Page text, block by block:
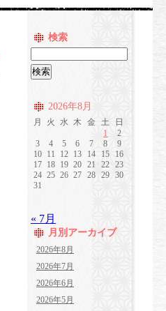
検索
2026年8月
月 火 水 木 金 土
日
1
2
3
4 5 6 7 8
9
10
11 12 13 14 15
16
17
18 19 20 21 22 23
24 25 26 27 28 29 30
31
« 7月
月別アーカイブ
2026年8月
2026年7月
2026年6月
2026年5月